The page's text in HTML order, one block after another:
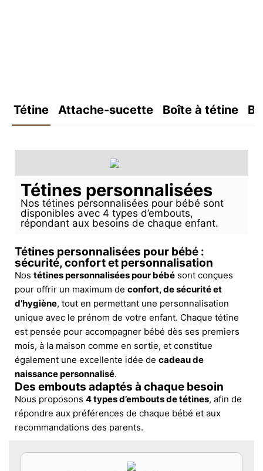
Tétine Attache-sucette Boîte à tétine
Tétines personnalisées
Nos tétines personnalisées pour bébé sont
disponibles avec 4 types d’embouts,
répondant aux besoins de chaque enfant.
Tétines personnalisées pour bébé :
sécurité, confort et personnalisation
Nos tétines personnalisées pour bébé sont conçues
pour offrir un maximum de confort, de sécurité et
d’hygiène, tout en permettant une personnalisation
unique avec le prénom de votre enfant. Chaque tétine
est pensée pour accompagner bébé dès ses premiers
mois, à la maison comme en sortie, et constitue
également une excellente idée de cadeau de
naissance personnalisé.
Des embouts adaptés à chaque besoin
Nous proposons 4 types d’embouts de tétines, afin de
répondre aux préférences de chaque bébé et aux
recommandations des parents.